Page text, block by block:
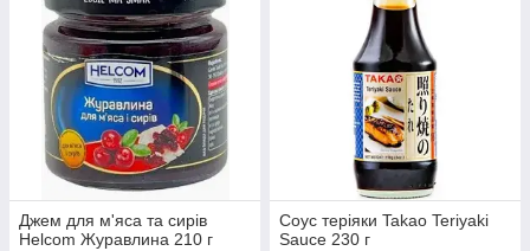
Джем для м'яса та сирів
Helcom Журавлина 210 г
Соус теріяки Takao Teriyaki
Sauce 230 г